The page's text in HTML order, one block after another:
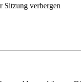
Sitzung verbergen